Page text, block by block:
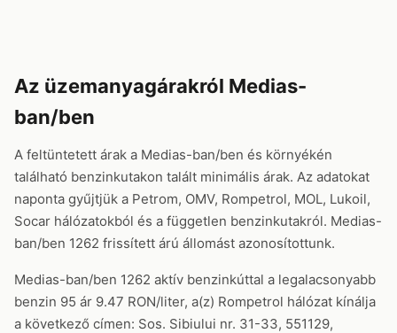
Az üzemanyagárakról Medias-
ban/ben
A feltüntetett árak a Medias-ban/ben és környékén
található benzinkutakon talált minimális árak. Az adatokat
naponta gyűjtjük a Petrom, OMV, Rompetrol, MOL, Lukoil,
Socar hálózatokból és a független benzinkutakról. Medias-
ban/ben 1262 frissített árú állomást azonosítottunk.
Medias-ban/ben 1262 aktív benzinkúttal a legalacsonyabb
benzin 95 ár 9.47 RON/liter, a(z) Rompetrol hálózat kínálja
a következő címen: Sos. Sibiului nr. 31-33, 551129,